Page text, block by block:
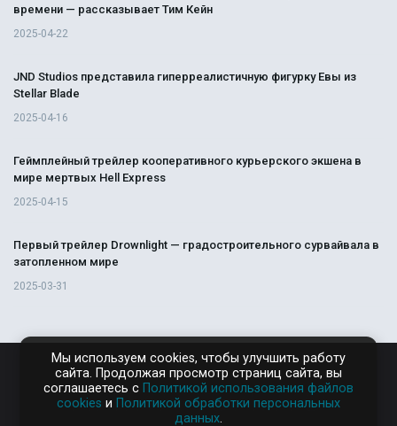
времени — рассказывает Тим Кейн
2025-04-22
JND Studios представила гиперреалистичную фигурку Евы из
Stellar Blade
2025-04-16
Геймплейный трейлер кооперативного курьерского экшена в
мире мертвых Hell Express
2025-04-15
Первый трейлер Drownlight — градостроительного сурвайвала в
затопленном мире
2025-03-31
Мы используем cookies, чтобы улучшить работу
сайта. Продолжая просмотр страниц сайта, вы
соглашаетесь с Политикой использования файлов
cookies и Политикой обработки персональных
данных.
RAMPAGA.RU